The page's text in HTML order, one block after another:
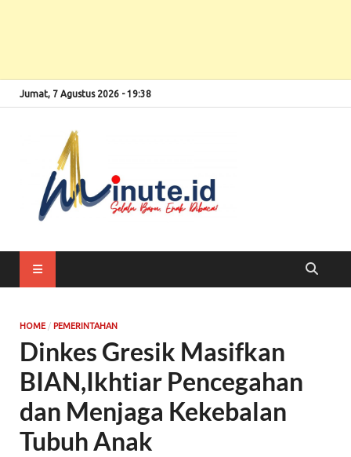
Jumat, 7 Agustus 2026 - 19:38
HOME / PEMERINTAHAN
Dinkes Gresik Masifkan
BIAN,Ikhtiar Pencegahan
dan Menjaga Kekebalan
Tubuh Anak